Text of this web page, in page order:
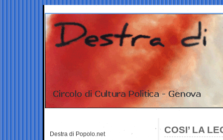
COSI’ LA
Destra di Popolo.net